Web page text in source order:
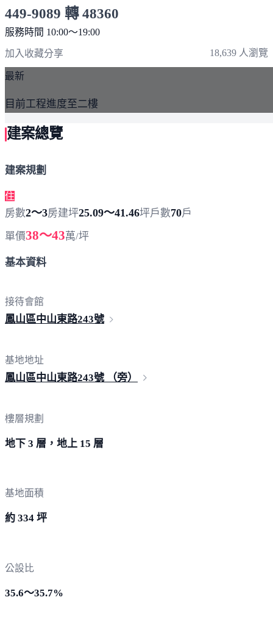
449-9089 轉 48360
服務時間 10:00～19:00
加入收藏分享 18,639 人瀏覽
最新
目前工程進度至二樓
建案總覽
建案規劃
住
房數2～3房建坪25.09～41.46坪戶數70戶
單價38～43萬/坪
基本資料
接待會館
鳳山區中山東路243號
基地地址
鳳山區中山東路243號 （旁）
樓層規劃
地下 3 層，地上 15 層
基地面積
約 334 坪
公設比
35.6～35.7%